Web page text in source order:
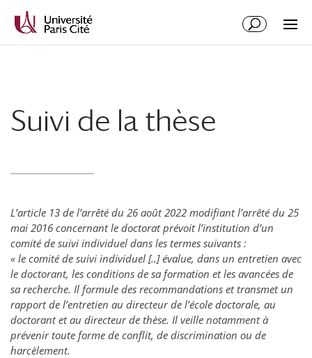
contenu
Suivi de la thèse
L’article 13 de l’arrêté du 26 août 2022 modifiant l’arrêté du 25
mai 2016 concernant le doctorat prévoit l’institution d’un
comité de suivi individuel dans les termes suivants :
« le comité de suivi individuel [..] évalue, dans un entretien avec
le doctorant, les conditions de sa formation et les avancées de
sa recherche. Il formule des recommandations et transmet un
rapport de l’entretien au directeur de l’école doctorale, au
doctorant et au directeur de thèse. Il veille notamment à
prévenir toute forme de conflit, de discrimination ou de
harcèlement.